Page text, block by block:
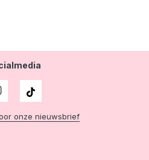
onze nieuwsbrief